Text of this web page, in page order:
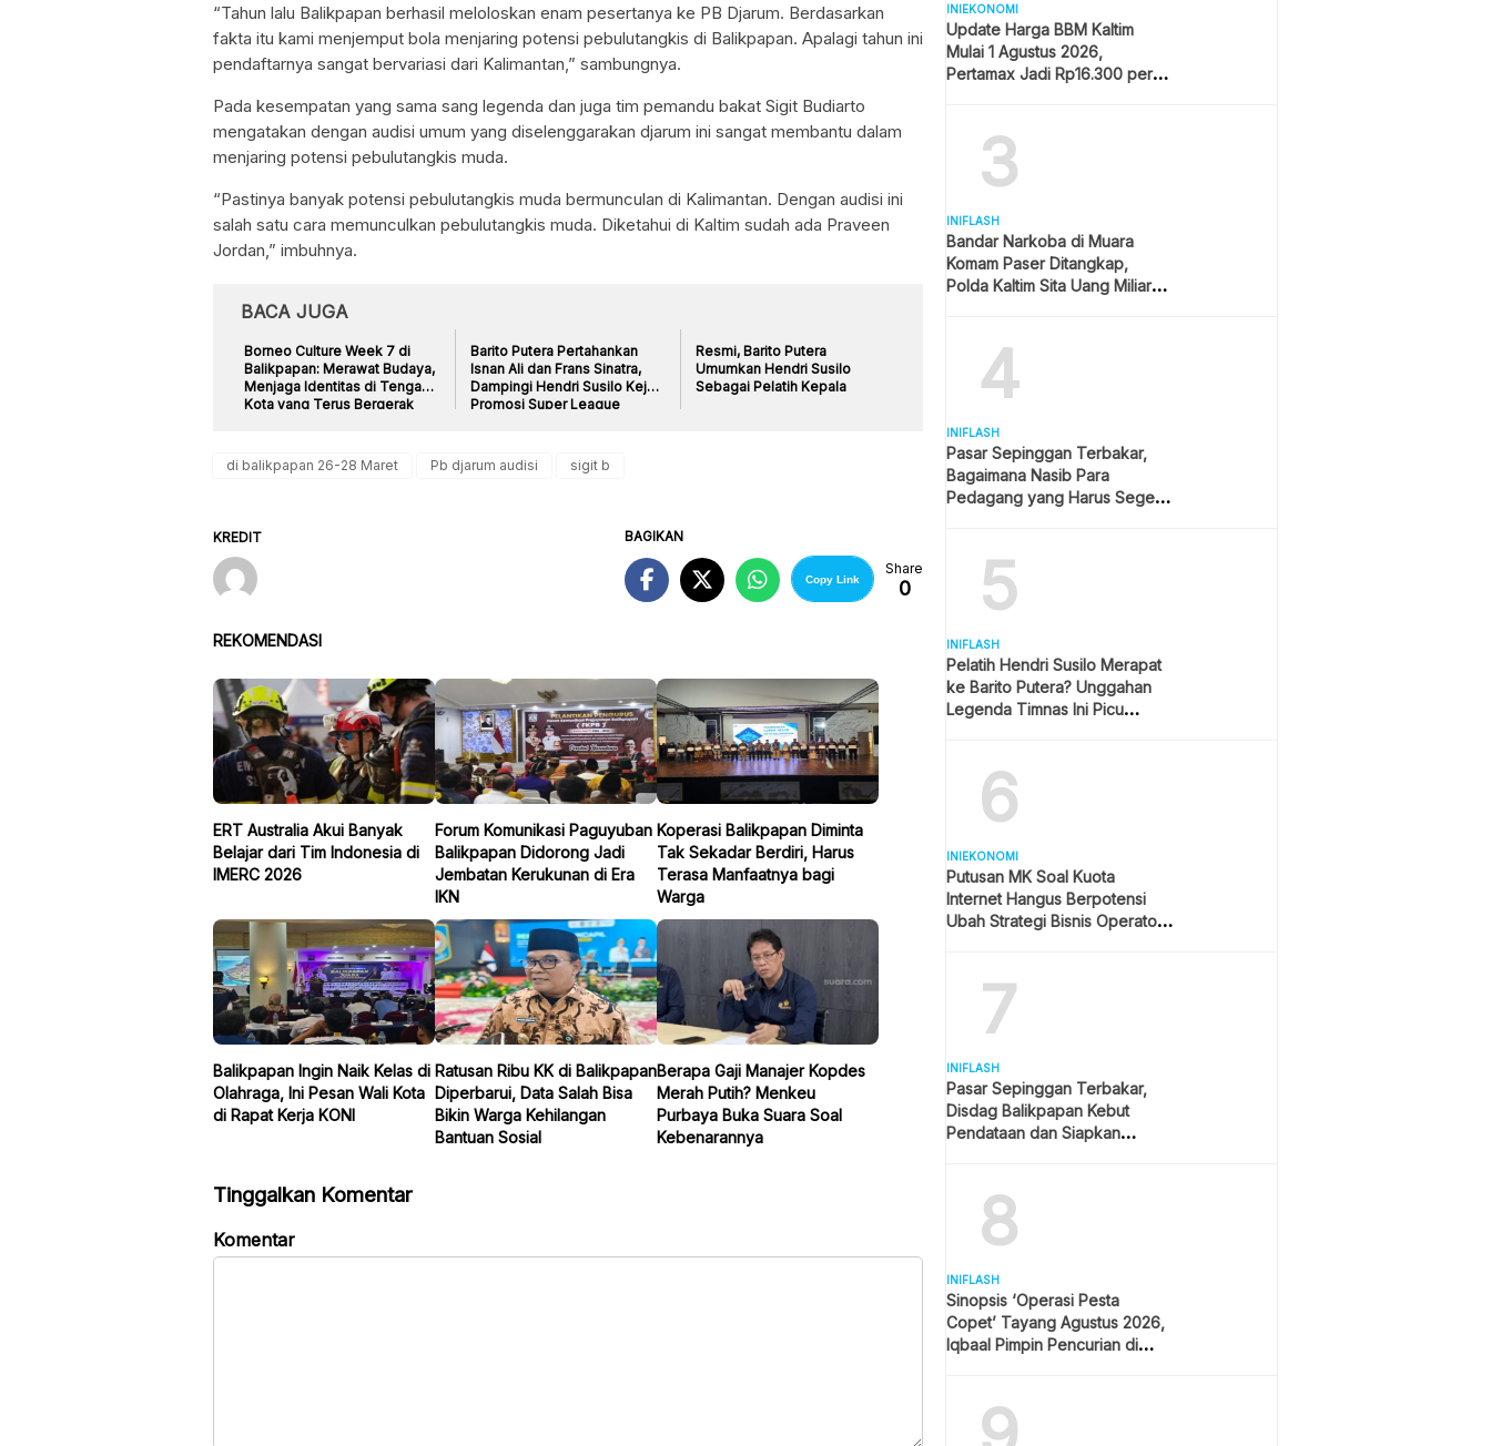
“Tahun lalu Balikpapan berhasil meloloskan enam pesertanya ke PB Djarum. Berdasarkan
fakta itu kami menjemput bola menjaring potensi pebulutangkis di Balikpapan. Apalagi tahun ini
pendaftarnya sangat bervariasi dari Kalimantan,” sambungnya.
Pada kesempatan yang sama sang legenda dan juga tim pemandu bakat Sigit Budiarto
mengatakan dengan audisi umum yang diselenggarakan djarum ini sangat membantu dalam
menjaring potensi pebulutangkis muda.
“Pastinya banyak potensi pebulutangkis muda bermunculan di Kalimantan. Dengan audisi ini
salah satu cara memunculkan pebulutangkis muda. Diketahui di Kaltim sudah ada Praveen
Jordan,” imbuhnya.
BACA JUGA
Borneo Culture Week 7 di
Balikpapan: Merawat Budaya,
Menjaga Identitas di Tengah
Kota yang Terus Bergerak
Barito Putera Pertahankan
Isnan Ali dan Frans Sinatra,
Dampingi Hendri Susilo Kejar
Promosi Super League
Resmi, Barito Putera
Umumkan Hendri Susilo
Sebagai Pelatih Kepala
di balikpapan 26-28 Maret Pb djarum audisi sigit b
KREDIT BAGIKAN
Copy Link
Share
0
REKOMENDASI
ERT Australia Akui Banyak
Belajar dari Tim Indonesia di
IMERC 2026
Forum Komunikasi Paguyuban
Balikpapan Didorong Jadi
Jembatan Kerukunan di Era
IKN
Koperasi Balikpapan Diminta
Tak Sekadar Berdiri, Harus
Terasa Manfaatnya bagi
Warga
Balikpapan Ingin Naik Kelas di
Olahraga, Ini Pesan Wali Kota
di Rapat Kerja KONI
Ratusan Ribu KK di Balikpapan
Diperbarui, Data Salah Bisa
Bikin Warga Kehilangan
Bantuan Sosial
Berapa Gaji Manajer Kopdes
Merah Putih? Menkeu
Purbaya Buka Suara Soal
Kebenarannya
Tinggalkan Komentar
Komentar
INIEKONOMI
Update Harga BBM Kaltim
Mulai 1 Agustus 2026,
Pertamax Jadi Rp16.300 per
3
INIFLASH
Bandar Narkoba di Muara
Komam Paser Ditangkap,
Polda Kaltim Sita Uang Miliaran
4
INIFLASH
Pasar Sepinggan Terbakar,
Bagaimana Nasib Para
Pedagang yang Harus Segera
5
INIFLASH
Pelatih Hendri Susilo Merapat
ke Barito Putera? Unggahan
Legenda Timnas Ini Picu
6
INIEKONOMI
Putusan MK Soal Kuota
Internet Hangus Berpotensi
Ubah Strategi Bisnis Operator
7
INIFLASH
Pasar Sepinggan Terbakar,
Disdag Balikpapan Kebut
Pendataan dan Siapkan
8
INIFLASH
Sinopsis ‘Operasi Pesta
Copet’ Tayang Agustus 2026,
Iqbaal Pimpin Pencurian di